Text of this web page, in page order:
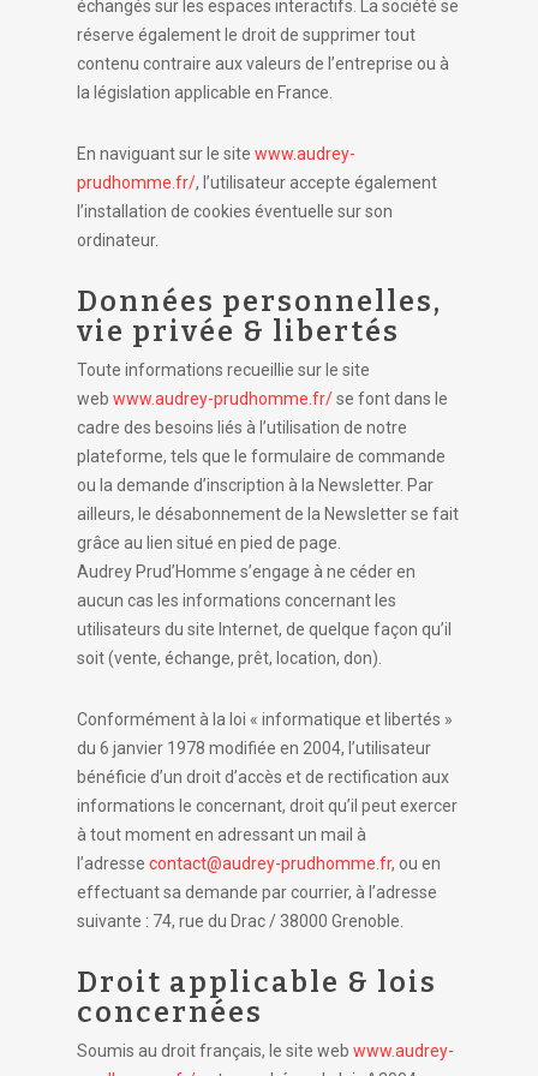
échangés sur les espaces interactifs. La société se
réserve également le droit de supprimer tout
contenu contraire aux valeurs de l’entreprise ou à
la législation applicable en France.
En naviguant sur le sitewww.audrey-
prudhomme.fr/, l’utilisateur accepte également
l’installation de cookies éventuelle sur son
ordinateur.
Données personnelles,
vie privée & libertés
Toute informations recueillie sur le site
webwww.audrey-prudhomme.fr/se font dans le
cadre des besoins liés à l’utilisation de notre
plateforme, tels que le formulaire de commande
ou la demande d’inscription à la Newsletter. Par
ailleurs, le désabonnement de la Newsletter se fait
grâce au lien situé en pied de page.
Audrey Prud’Homme s’engage à ne céder en
aucun cas les informations concernant les
utilisateurs du site Internet, de quelque façon qu’il
soit (vente, échange, prêt, location, don).
Conformément à la loi « informatique et libertés »
du 6 janvier 1978 modifiée en 2004, l’utilisateur
bénéficie d’un droit d’accès et de rectification aux
informations le concernant, droit qu’il peut exercer
à tout moment en adressant un mail à
l’adressecontact@audrey-prudhomme.fr, ou en
effectuant sa demande par courrier, à l’adresse
suivante : 74, rue du Drac / 38000 Grenoble.
Droit applicable & lois
concernées
Soumis au droit français, le site webwww.audrey-